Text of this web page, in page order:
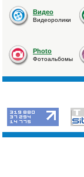
Видео
Видеоролики
Photo
Фотоальбомы